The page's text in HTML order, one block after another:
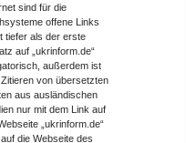
sind für die
offene Links
tiefer als der erste
auf „ukrinform.de“
außerdem ist
von übersetzten
aus ausländischen
nur mit dem Link auf
„ukrinform.de“
die Webseite des